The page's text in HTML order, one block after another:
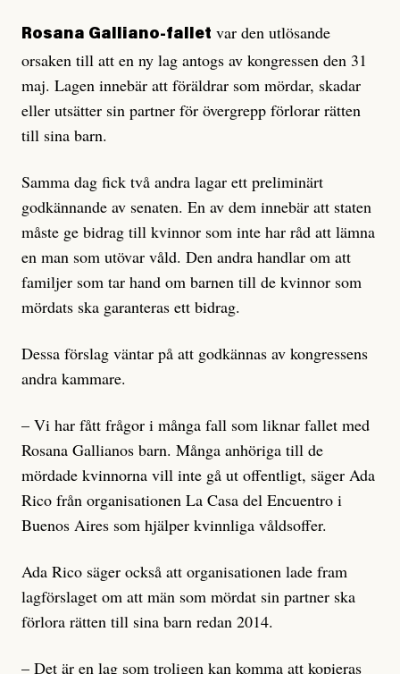
Rosana Galliano-fallet var den utlösande
orsaken till att en ny lag antogs av kongressen den 31
maj. Lagen innebär att föräldrar som mördar, skadar
eller utsätter sin partner för övergrepp förlorar rätten
till sina barn.
Samma dag fick två andra lagar ett preliminärt
godkännande av senaten. En av dem innebär att staten
måste ge bidrag till kvinnor som inte har råd att lämna
en man som utövar våld. Den andra handlar om att
familjer som tar hand om barnen till de kvinnor som
mördats ska garanteras ett bidrag.
Dessa förslag väntar på att godkännas av kongressens
andra kammare.
– Vi har fått frågor i många fall som liknar fallet med
Rosana Gallianos barn. Många anhöriga till de
mördade kvinnorna vill inte gå ut offentligt, säger Ada
Rico från organisationen La Casa del Encuentro i
Buenos Aires som hjälper kvinnliga våldsoffer.
Ada Rico säger också att organisationen lade fram
lagförslaget om att män som mördat sin partner ska
förlora rätten till sina barn redan 2014.
– Det är en lag som troligen kan komma att kopieras